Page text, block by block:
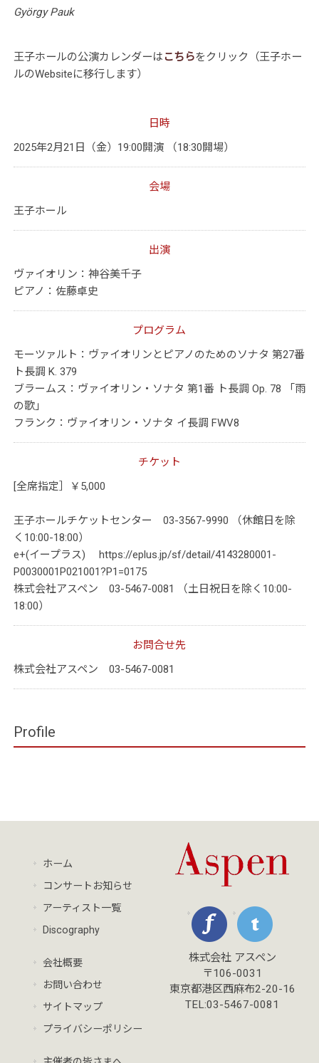
György Pauk
王子ホールの公演カレンダーは こちらをクリック（王子ホー
ルのWebsiteに移行します）
日時
2025年2月21日（金）19:00開演 （18:30開場）
会場
王子ホール
出演
ヴァイオリン：神谷美千子
ピアノ：佐藤卓史
プログラム
モーツァルト：ヴァイオリンとピアノのためのソナタ 第27番
ト長調 K. 379
ブラームス：ヴァイオリン・ソナタ 第1番 ト長調 Op. 78 「雨
の歌」
フランク：ヴァイオリン・ソナタ イ長調 FWV8
チケット
[全席指定］￥5,000
王子ホールチケットセンター 03-3567-9990 （休館日を除
く10:00-18:00）
e+(イープラス) https://eplus.jp/sf/detail/4143280001-
P0030001P021001?P1=0175
株式会社アスペン 03-5467-0081 （土日祝日を除く10:00-
18:00）
お問合せ先
株式会社アスペン 03-5467-0081
Profile
ホーム
コンサートお知らせ
アーティスト一覧
Discography
会社概要
お問い合わせ
サイトマップ
プライバシーポリシー
株式会社 アスペン
〒106-0031
東京都港区西麻布2-20-16
TEL:03-5467-0081